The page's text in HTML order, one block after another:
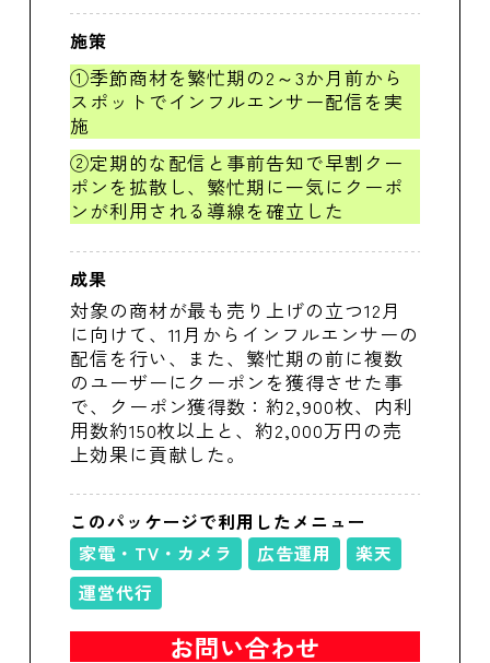
施策
①季節商材を繁忙期の2～3か月前から
スポットでインフルエンサー配信を実
施
②定期的な配信と事前告知で早割クー
ポンを拡散し、繁忙期に一気にクーポ
ンが利用される導線を確立した
成果
対象の商材が最も売り上げの立つ12月
に向けて、11月からインフルエンサーの
配信を行い、また、繁忙期の前に複数
のユーザーにクーポンを獲得させた事
で、クーポン獲得数：約2,900枚、内利
用数約150枚以上と、約2,000万円の売
上効果に貢献した。
このパッケージで利用したメニュー
家電・TV・カメラ
広告運用
楽天
運営代行
お問い合わせ